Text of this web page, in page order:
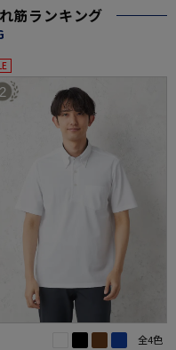
筋ランキング
2
全4色